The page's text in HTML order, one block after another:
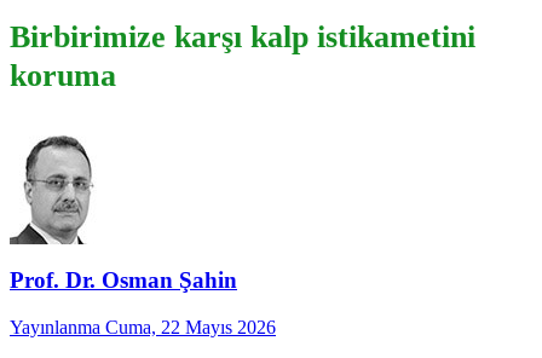
Birbirimize karşı kalp istikametini
koruma
Prof. Dr. Osman Şahin
Yayınlanma Cuma, 22 Mayıs 2026